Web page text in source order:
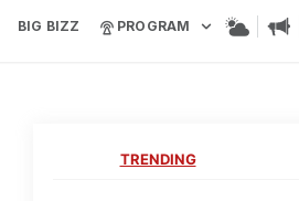
BIG BIZZ PROGRAM
TRENDING